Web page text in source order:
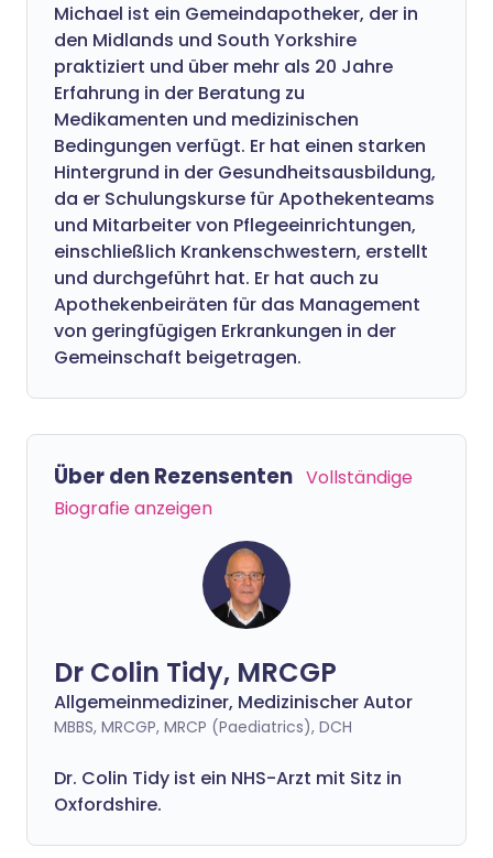
Michael ist ein Gemeindapotheker, der in
den Midlands und South Yorkshire
praktiziert und über mehr als 20 Jahre
Erfahrung in der Beratung zu
Medikamenten und medizinischen
Bedingungen verfügt. Er hat einen starken
Hintergrund in der Gesundheitsausbildung,
da er Schulungskurse für Apothekenteams
und Mitarbeiter von Pflegeeinrichtungen,
einschließlich Krankenschwestern, erstellt
und durchgeführt hat. Er hat auch zu
Apothekenbeiräten für das Management
von geringfügigen Erkrankungen in der
Gemeinschaft beigetragen.
Über den Rezensenten Vollständige
Biografie anzeigen
Dr Colin Tidy, MRCGP
Allgemeinmediziner, Medizinischer Autor
MBBS, MRCGP, MRCP (Paediatrics), DCH
Dr. Colin Tidy ist ein NHS-Arzt mit Sitz in
Oxfordshire.